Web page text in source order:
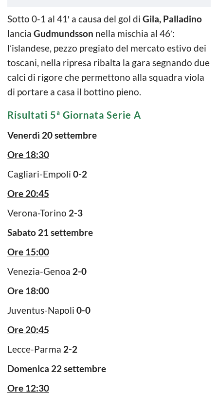
Sotto 0-1 al 41′ a causa del gol di Gila, Palladino
lancia Gudmundsson nella mischia al 46′:
l’islandese, pezzo pregiato del mercato estivo dei
toscani, nella ripresa ribalta la gara segnando due
calci di rigore che permettono alla squadra viola
di portare a casa il bottino pieno.
Risultati 5ª Giornata Serie A
Venerdì 20 settembre
Ore 18:30
Cagliari-Empoli 0-2
Ore 20:45
Verona-Torino 2-3
Sabato 21 settembre
Ore 15:00
Venezia-Genoa 2-0
Ore 18:00
Juventus-Napoli 0-0
Ore 20:45
Lecce-Parma 2-2
Domenica 22 settembre
Ore 12:30